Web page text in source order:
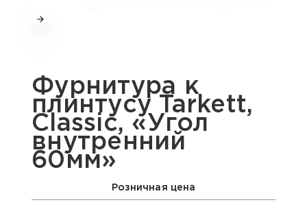
Фурнитура к
плинтусу Tarkett,
Classic, «Угол
внутренний
60мм»
Розничная цена